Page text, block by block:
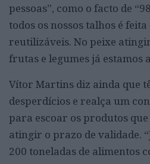
pessoas”, como o facto de
todos os nossos talhos é
reutilizáveis. No peixe
frutas e legumes já estamos
Vítor Martins diz ainda que
desperdícios e realça um
para escoar os produtos
atingir o prazo de validade.
200 toneladas de alimentos